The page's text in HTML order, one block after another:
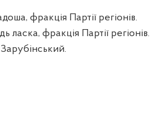
фракція Партії регіонів.
ласка, фракція Партії регіонів.